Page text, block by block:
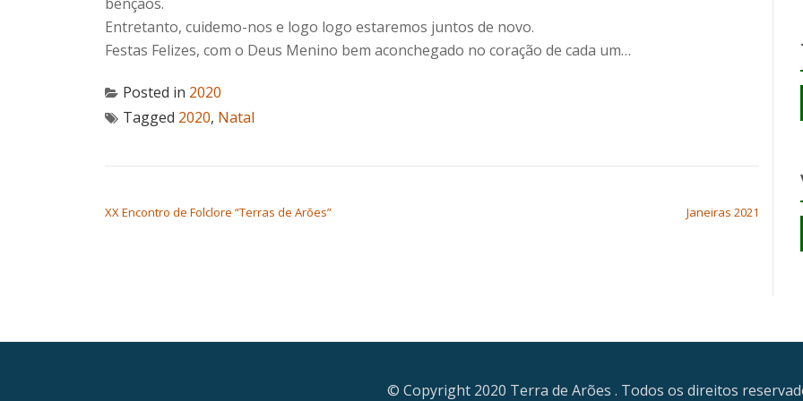
Entretanto, cuidemo-nos e logo logo estaremos juntos de novo.
Festas Felizes, com o Deus Menino bem aconchegado no coração de cada um…
Posted in 2020
Tagged 2020, Natal
XX Encontro de Folclore “Terras de Arões” Janeiras 2021
© Copyright 2020 Terra de Arões . Todos os direitos